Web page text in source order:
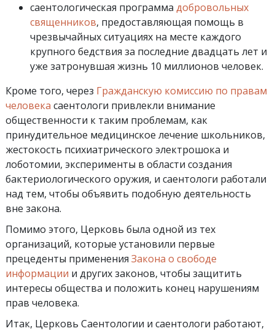
саентологическая программа добровольных
священников, предоставляющая помощь в
чрезвычайных ситуациях на месте каждого
крупного бедствия за последние двадцать лет и
уже затронувшая жизнь 10 миллионов человек.
Кроме того, через Гражданскую комиссию по правам
человека саентологи привлекли внимание
общественности к таким проблемам, как
принудительное медицинское лечение школьников,
жестокость психиатрического электрошока и
лоботомии, эксперименты в области создания
бактериологического оружия, и саентологи работали
над тем, чтобы объявить подобную деятельность
вне закона.
Помимо этого, Церковь была одной из тех
организаций, которые установили первые
прецеденты применения Закона о свободе
информации и других законов, чтобы защитить
интересы общества и положить конец нарушениям
прав человека.
Итак, Церковь Саентологии и саентологи работают,